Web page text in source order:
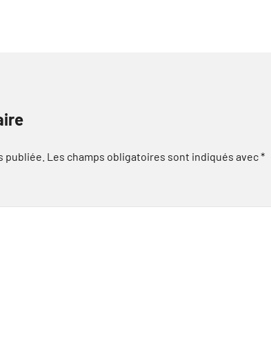
publiée. Les champs obligatoires sont indiqués avec*